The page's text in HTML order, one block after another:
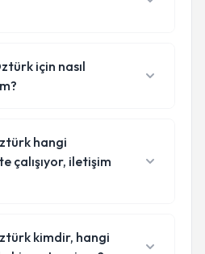
için nasıl
hangi
çalışıyor, iletişim
kimdir, hangi